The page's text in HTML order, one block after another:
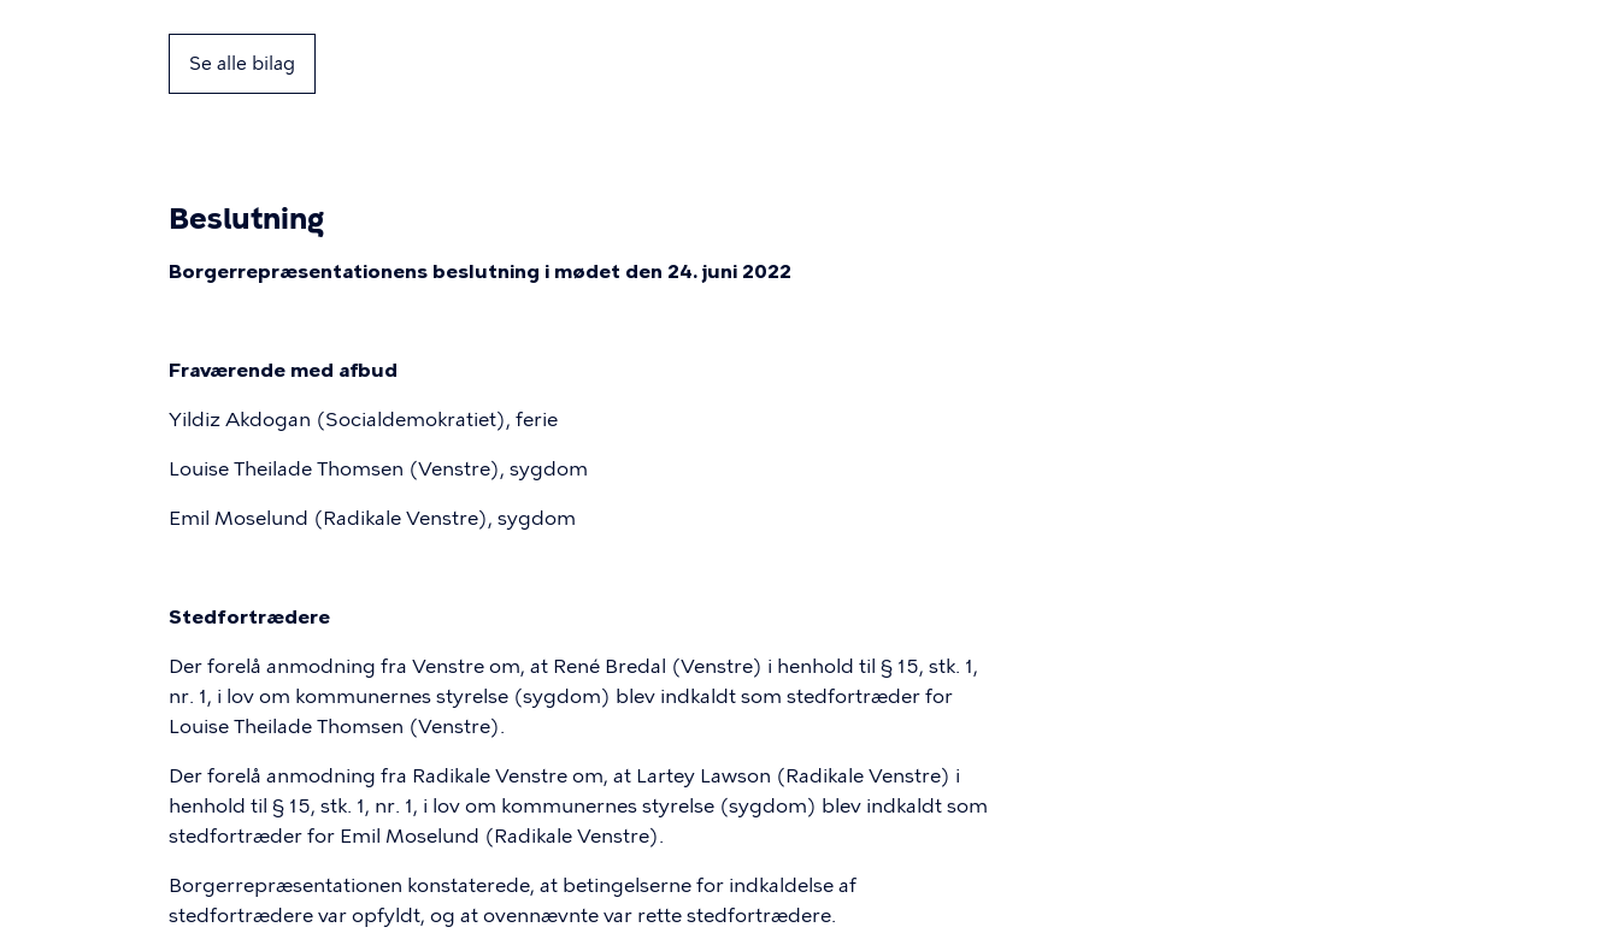
Se alle bilag
Beslutning
Borgerrepræsentationens beslutning i mødet den 24. juni 2022
Fraværende med afbud
Yildiz Akdogan (Socialdemokratiet), ferie
Louise Theilade Thomsen (Venstre), sygdom
Emil Moselund (Radikale Venstre), sygdom
Stedfortrædere
Der forelå anmodning fra Venstre om, at René Bredal (Venstre) i henhold til § 15, stk. 1,
nr. 1, i lov om kommunernes styrelse (sygdom) blev indkaldt som stedfortræder for
Louise Theilade Thomsen (Venstre).
Der forelå anmodning fra Radikale Venstre om, at Lartey Lawson (Radikale Venstre) i
henhold til § 15, stk. 1, nr. 1, i lov om kommunernes styrelse (sygdom) blev indkaldt som
stedfortræder for Emil Moselund (Radikale Venstre).
Borgerrepræsentationen konstaterede, at betingelserne for indkaldelse af
stedfortrædere var opfyldt, og at ovennævnte var rette stedfortrædere.